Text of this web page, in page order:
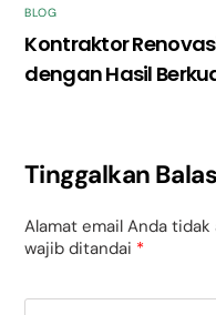
BLOG
Kontraktor
dengan Hasil
Tinggalkan
Alamat email Anda
wajib ditandai *